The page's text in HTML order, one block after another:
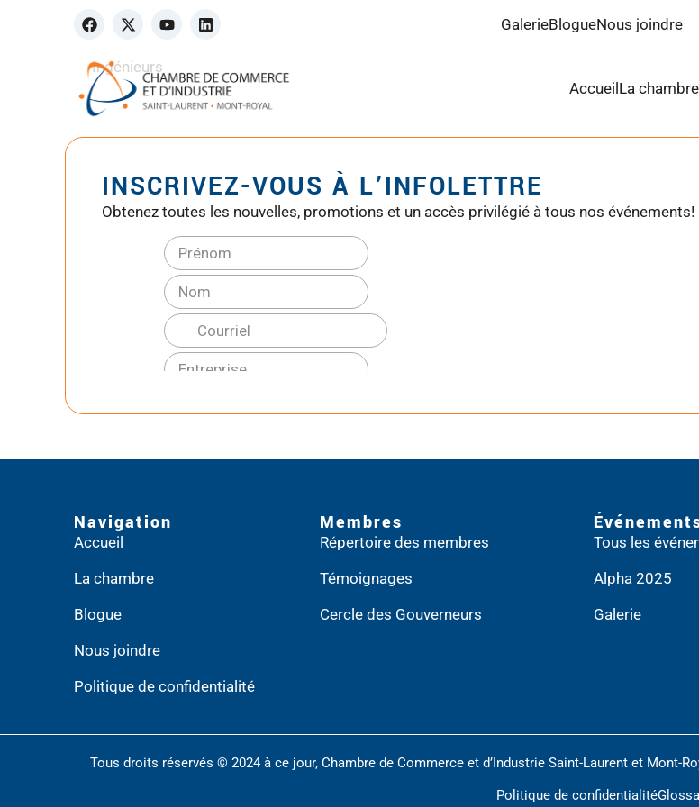
GalerieBlogueNous joindre
Accueil La chambre
Ingénieurs
INSCRIVEZ-VOUS À L’INFOLETTRE
Obtenez toutes les nouvelles, promotions et un accès privilégié à tous nos événements!
Navigation
Accueil
La chambre
Blogue
Nous joindre
Politique de confidentialité
Membres
Répertoire des membres
Témoignages
Cercle des Gouverneurs
Tous les
Alpha 2025
Galerie
Tous droits réservés © 2024 à ce jour, Chambre de Commerce et d’Industrie Saint-Laurent et Mont-
Politique de confidentialité